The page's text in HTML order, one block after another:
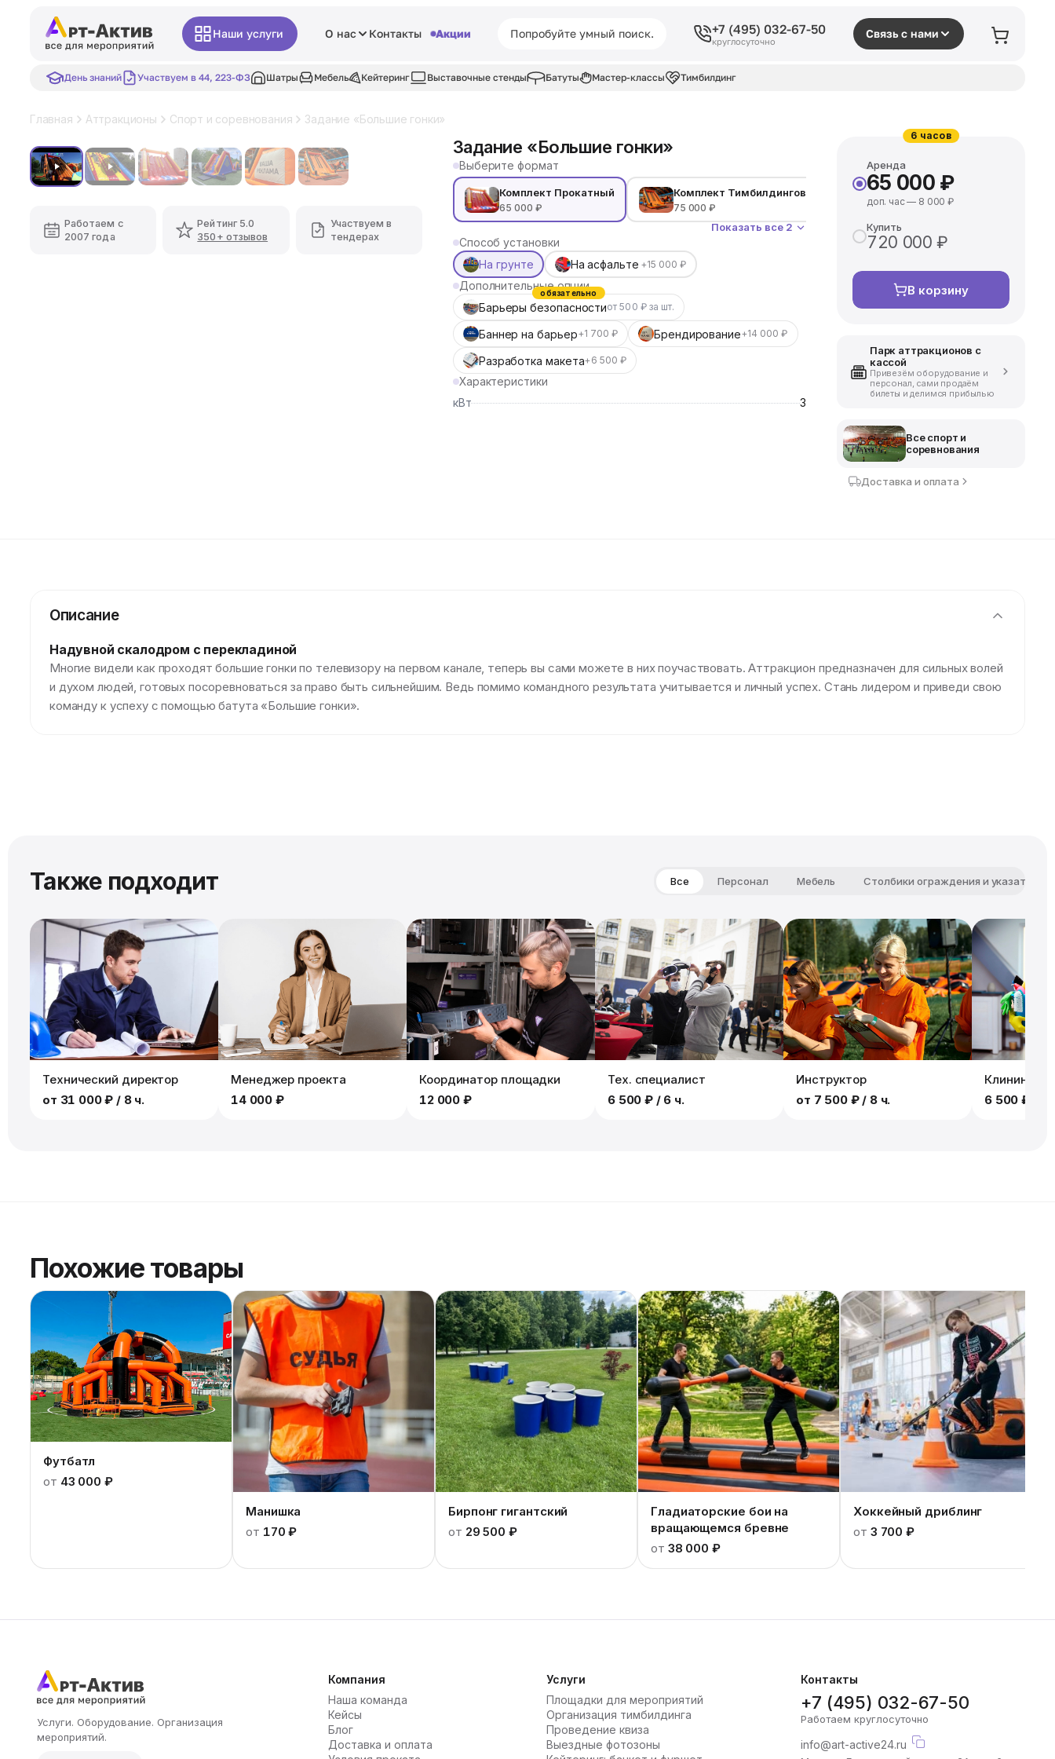
Наши услуги О нас Контакты Акции +7 (495) 032-67-50
круглосуточно
Связь с нами
День знаний Участвуем в 44, 223-ФЗ Шатры Мебель Кейтеринг Выставочные стенды Батуты Мастер-классы Тимбилдинг
Главная Аттракционы Спорт и соревнования Задание «Большие гонки»
Хит
Работаем с
2007 года
Рейтинг 5.0
350+ отзывов
Участвуем в
тендерах
Задание «Большие гонки»
Выберите формат
Комплект Прокатный
65 000 ₽
Комплект Тимбилдинговый
75 000 ₽
Показать все 2
Способ установки
На грунте
На асфальте +15 000 ₽
Дополнительные опции
Барьеры безопасностиот 500 ₽ за шт.
обязательно
Баннер на барьер+1 700 ₽ Брендирование+14 000 ₽
Разработка макета+6 500 ₽
Характеристики
кВт
3
6 часов
Аренда
65 000 ₽
доп. час — 8 000 ₽
Купить
720 000 ₽
В корзину
Парк аттракционов с
кассой
Привезём оборудование и
персонал, сами продаём
билеты и делимся прибылью
Все спорт и
соревнования
Доставка и оплата
Описание
Надувной скалодром с перекладиной
Многие видели как проходят большие гонки по телевизору на первом канале, теперь вы сами можете в них поучаствовать. Аттракцион предназначен для сильных волей
и духом людей, готовых посоревноваться за право быть сильнейшим. Ведь помимо командного результата учитывается и личный успех. Стань лидером и приведи свою
команду к успеху с помощью батута «Большие гонки».
Также подходит Все Персонал Мебель Столбики ограждения и указатели
Технический директор
от 31 000 ₽ / 8 ч.
Менеджер проекта
14 000 ₽
Координатор площадки
12 000 ₽
Тех. специалист
6 500 ₽/ 6 ч.
Инструктор
от 7 500 ₽/ 8 ч.
Клининг
6 500 ₽
Похожие товары
Футбатл
от 43 000 ₽
Манишка
от 170 ₽
Бирпонг гигантский
от 29 500 ₽
Гладиаторские бои на
вращающемся бревне
от 38 000 ₽
Хоккейный дриблинг
от 3 700 ₽
Услуги. Оборудование. Организация
мероприятий.
Компания
Наша команда
Кейсы
Блог
Доставка и оплата
Услуги
Площадки для мероприятий
Организация тимбилдинга
Проведение квиза
Выездные фотозоны
Контакты
+7 (495) 032-67-50
Работаем круглосуточно
info@art-active24.ru